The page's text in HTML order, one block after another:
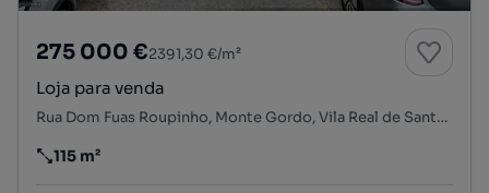
275 000 €2391,30 €/m²
Loja para venda
Rua Dom Fuas Roupinho, Monte Gordo, Vila Real de Santo António, Faro
Preço por metro quadrado
115 m²